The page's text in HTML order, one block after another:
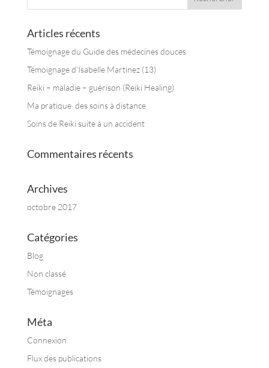
Articles récents
Témoignage du Guide des médecines douces
Témoignage d’Isabelle Martinez (13)
Reiki – maladie – guérison (Reiki Healing)
Ma pratique des soins à distance
Soins de Reiki suite à un accident
Commentaires récents
Archives
octobre 2017
Catégories
Blog
Non classé
Témoignages
Méta
Connexion
Flux des publications